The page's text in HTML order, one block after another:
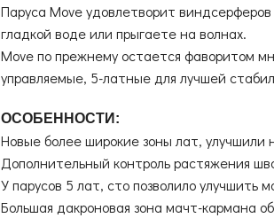
Паруса Move удовлетворит
гладкой воде или прыгаете на волнах.
Move по прежнему остается фаворитом
управляемые, 5-латные для лучшей
ОСОБЕННОСТИ:
Новые более широкие зоны лат, улучшили
Дополнительный контроль растяжения
У парусов 5 лат, сто позволило улучшить
Большая дакроновая зона мачт-кармана